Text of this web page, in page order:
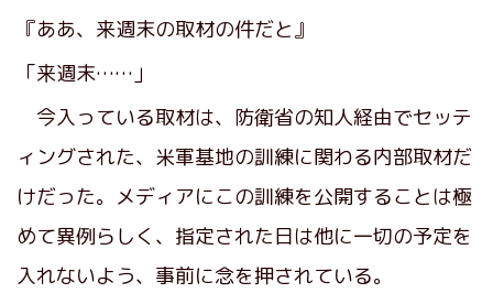
『ああ、来週末の取材の件だと』
「来週末……」
今入っている取材は、防衛省の知人経由でセッテ
ィングされた、米軍基地の訓練に関わる内部取材だ
けだった。メディアにこの訓練を公開することは極
めて異例らしく、指定された日は他に一切の予定を
入れないよう、事前に念を押されている。